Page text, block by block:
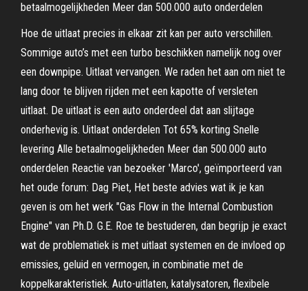
betaalmogelijkheden Meer dan 500.000 auto onderdelen
Hoe de uitlaat precies in elkaar zit kan per auto verschillen.
Sommige auto’s met een turbo beschikken namelijk nog over
een downpipe. Uitlaat vervangen. We raden het aan om niet te
lang door te blijven rijden met een kapotte of versleten
uitlaat. De uitlaat is een auto onderdeel dat aan slijtage
onderhevig is. Uitlaat onderdelen Tot 65% korting Snelle
levering Alle betaalmogelijkheden Meer dan 500.000 auto
onderdelen Reactie van bezoeker 'Marco', geïmporteerd van
het oude forum: Dag Piet, Het beste advies wat ik je kan
geven is om het werk "Gas Flow in the Internal Combustion
Engine" van Ph.D. G.E. Roe te bestuderen, dan begrijp je exact
wat de problematiek is met uitlaat systemen en de invloed op
emissies, geluid en vermogen, in combinatie met de
koppelkarakteristiek. Auto-uitlaten, katalysatoren, flexibele